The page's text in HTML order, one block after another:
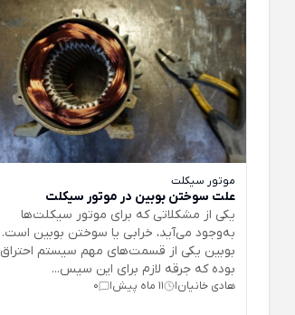
موتور سیکلت
علت سوختن بوبین در موتور سیکلت
یکی از مشکلاتی که برای موتور سیکلت‌ها
به‌وجود می‌آید، خرابی یا سوختن بوبین است.
بوبین یکی از قسمت‌های مهم سیستم احتراق
بوده که جرقه لازم برای این سیس...
هادی خانیان| 11 ماه پیش |
0